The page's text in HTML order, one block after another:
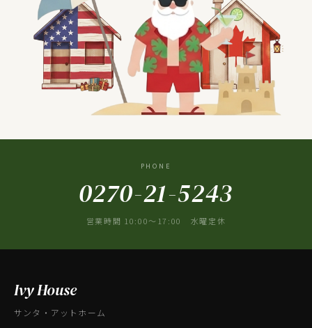
PHONE
0270-21-5243
営業時間 10:00〜17:00 水曜定休
Ivy House
サンタ・アットホーム